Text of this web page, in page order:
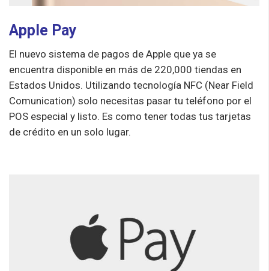
Apple Pay
El nuevo sistema de pagos de Apple que ya se
encuentra disponible en más de 220,000 tiendas en
Estados Unidos. Utilizando tecnología NFC (Near Field
Comunication) solo necesitas pasar tu teléfono por el
POS especial y listo. Es como tener todas tus tarjetas
de crédito en un solo lugar.